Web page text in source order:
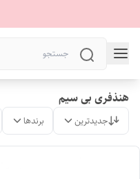
هنذفری بی سیم
جدیدترین برندها